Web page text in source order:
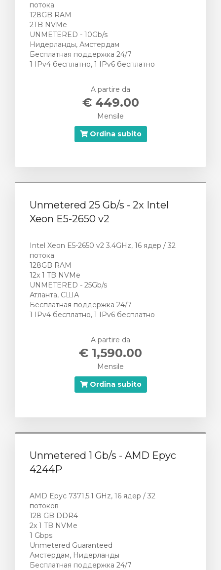
потока
128GB RAM
2TB NVMe
UNMETERED - 10Gb/s
Нидерланды, Амстердам
Бесплатная поддержка 24/7
1 IPv4 бесплатно, 1 IPv6 бесплатно
A partire da
€ 449.00
Mensile
Ordina subito
Unmetered 25 Gb/s - 2x Intel
Xeon E5-2650 v2
Intel Xeon E5-2650 v2 3.4GHz, 16 ядер / 32
потока
128GB RAM
12x 1 TB NVMe
UNMETERED - 25Gb/s
Атланта, США
Бесплатная поддержка 24/7
1 IPv4 бесплатно, 1 IPv6 бесплатно
A partire da
€ 1,590.00
Mensile
Ordina subito
Unmetered 1 Gb/s - AMD Epyc
4244P
AMD Epyc 7371,5.1 GHz, 16 ядер / 32
потоков
128 GB DDR4
2х 1 TB NVMe
1 Gbps
Unmetered Guaranteed
Амстердам, Нидерланды
Бесплатная поддержка 24/7